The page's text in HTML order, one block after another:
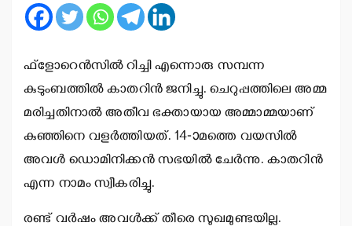
ഫ്‌ളോറെന്‍സില്‍ റിച്ചി എന്നൊരു സമ്പന്ന
കുടുംബത്തില്‍ കാതറിന്‍ ജനിച്ചു. ചെറുപ്പത്തിലെ അമ്മ
മരിച്ചതിനാല്‍ അതീവ ഭക്തായായ അമ്മാമ്മയാണ്
കുഞ്ഞിനെ വളര്‍ത്തിയത്. 14-ാമത്തെ വയസില്‍
അവള്‍ ഡൊമിനിക്കന്‍ സഭയില്‍ ചേര്‍ന്നു. കാതറിന്‍
എന്ന നാമം സ്വീകരിച്ചു.
രണ്ട് വര്‍ഷം അവള്‍ക്ക് തീരെ സുഖമുണ്ടയില്ല.